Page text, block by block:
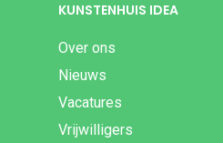
KUNSTENHUIS IDEA
Over ons
Nieuws
Vacatures
Vrijwilligers